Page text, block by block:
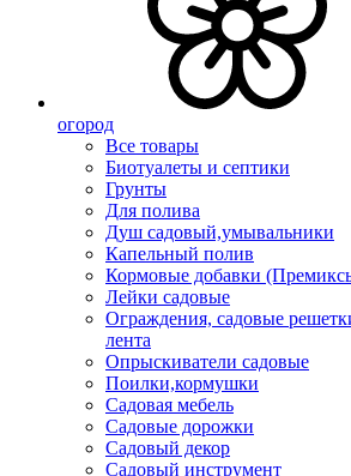
огород
Все товары
Биотуалеты и септики
Грунты
Для полива
Душ садовый,умывальники
Капельный полив
Кормовые добавки
Лейки садовые
Ограждения, садовые
лента
Опрыскиватели садовые
Поилки,кормушки
Садовая мебель
Садовые дорожки
Садовый декор
Садовый инструмент